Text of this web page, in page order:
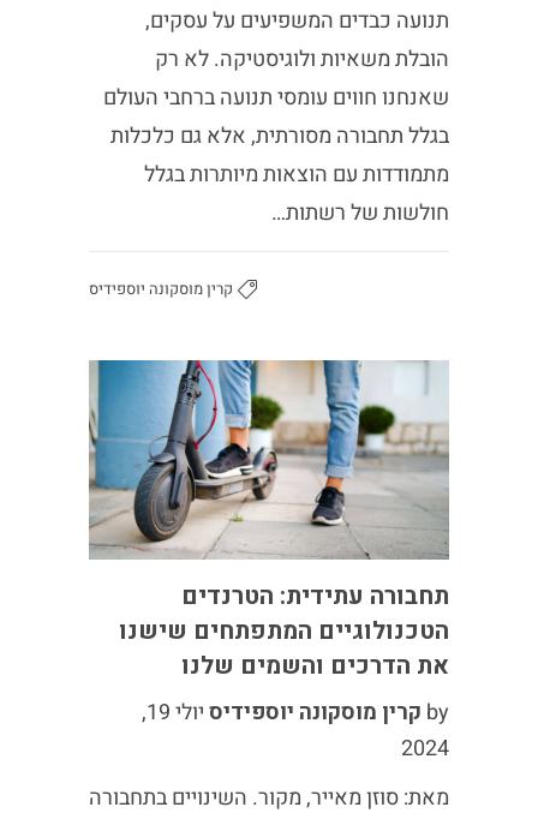
תנועה כבדים המשפיעים על עסקים,
הובלת משאיות ולוגיסטיקה. לא רק
שאנחנו חווים עומסי תנועה ברחבי העולם
בגלל תחבורה מסורתית, אלא גם כלכלות
מתמודדות עם הוצאות מיותרות בגלל
חולשות של רשתות…
קרין מוסקונה יוספידיס
תחבורה עתידית: הטרנדים
הטכנולוגיים המתפתחים שישנו
את הדרכים והשמים שלנו
by קרין מוסקונה יוספידיס
יולי 19,
2024
מאת: סוזן מאייר, מקור. השינויים בתחבורה